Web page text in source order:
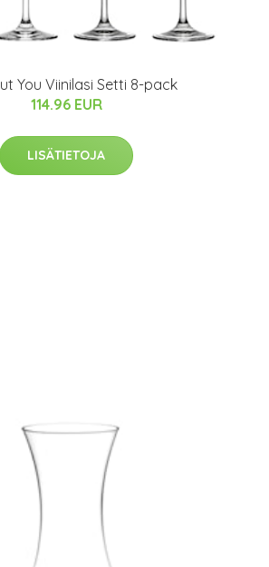
You Viinilasi Setti 8-pack
114.96 EUR
LISÄTIETOJA